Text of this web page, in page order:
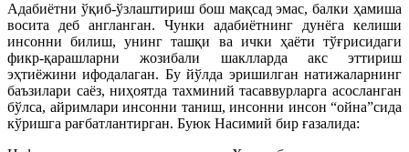
Адабиётни ўқиб-ўзлаштириш бош мақсад эмас, балки ҳамиша
восита деб англанган. Чунки адабиётнинг дунёга келиши
инсонни билиш, унинг ташқи ва ички ҳаёти тўғрисидаги
фикр-қарашларни жозибали шаклларда акс эттириш
эҳтиёжини ифодалаган. Бу йўлда эришилган натижаларнинг
баъзилари саёз, ниҳоятда тахминий тасаввурларга асосланган
бўлса, айримлари инсонни таниш, инсонни инсон “ойна”сида
кўришга рағбатлантирган. Буюк Насимий бир ғазалида: